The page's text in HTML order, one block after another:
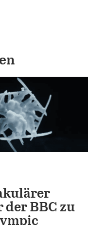
der BBC zu